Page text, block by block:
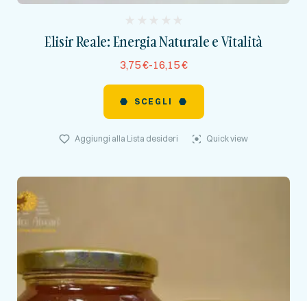
Elisir Reale: Energia Naturale e Vitalità
reviews)
3,75€-16,15€
SCEGLI
Aggiungi alla Lista desideri Quick view